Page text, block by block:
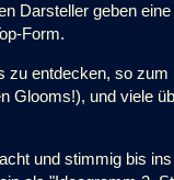
Darsteller geben
Form.
entdecken, so
Glooms!), und viele
und stimmig bis